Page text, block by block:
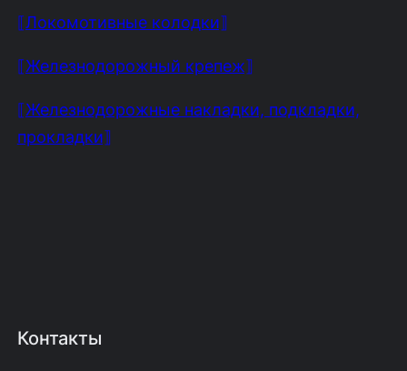
⟦Локомотивные колодки⟧
⟦Железнодорожный крепеж⟧
⟦Железнодорожные накладки, подкладки,
прокладки⟧
Контакты